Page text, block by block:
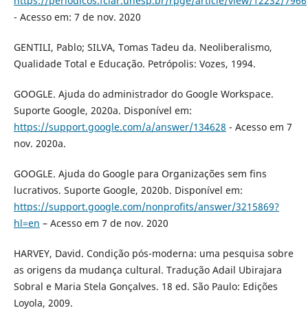
- Acesso em: 7 de nov. 2020
GENTILI, Pablo; SILVA, Tomas Tadeu da. Neoliberalismo,
Qualidade Total e Educação. Petrópolis: Vozes, 1994.
GOOGLE. Ajuda do administrador do Google Workspace.
Suporte Google, 2020a. Disponível em:
https://support.google.com/a/answer/134628 - Acesso em 7
nov. 2020a.
GOOGLE. Ajuda do Google para Organizações sem fins
lucrativos. Suporte Google, 2020b. Disponível em:
https://support.google.com/nonprofits/answer/3215869?
hl=en – Acesso em 7 de nov. 2020
HARVEY, David. Condição pós-moderna: uma pesquisa sobre
as origens da mudança cultural. Tradução Adail Ubirajara
Sobral e Maria Stela Gonçalves. 18 ed. São Paulo: Edições
Loyola, 2009.